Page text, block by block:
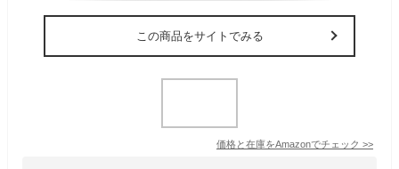
この商品をサイトでみる
価格と在庫をAmazonでチェック >>